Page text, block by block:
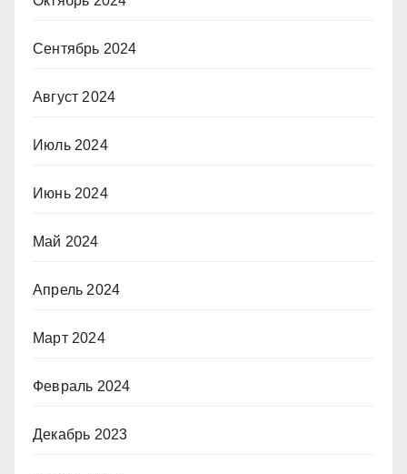
Сентябрь 2024
Август 2024
Июль 2024
Июнь 2024
Май 2024
Апрель 2024
Март 2024
Февраль 2024
Декабрь 2023